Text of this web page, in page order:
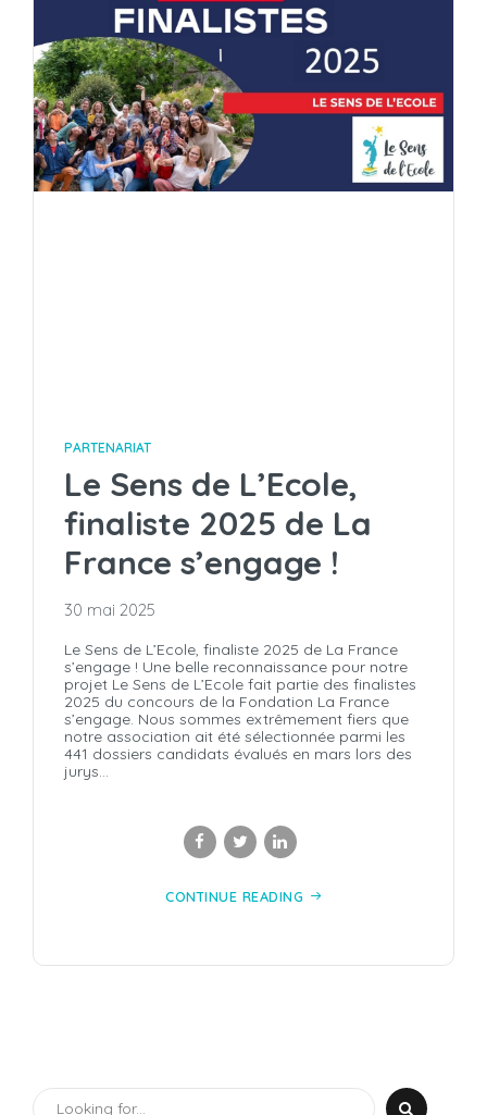
PARTENARIAT
Le Sens de L’Ecole,
finaliste 2025 de La
France s’engage !
30 mai 2025
Le Sens de L’Ecole, finaliste 2025 de La France
s’engage ! Une belle reconnaissance pour notre
projet Le Sens de L’Ecole fait partie des finalistes
2025 du concours de la Fondation La France
s’engage. Nous sommes extrêmement fiers que
notre association ait été sélectionnée parmi les
441 dossiers candidats évalués en mars lors des
jurys...
CONTINUE READING